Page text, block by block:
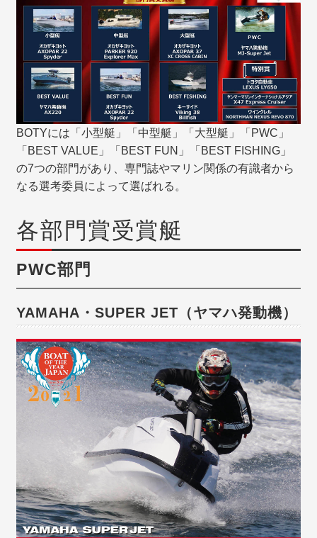
BOTYには「小型艇」「中型艇」「大型艇」「PWC」
「BEST VALUE」「BEST FUN」「BEST FISHING」
の7つの部門があり、専門誌やマリン関係の有識者から
なる選考委員によって選ばれる。
各部門賞受賞艇
PWC部門
YAMAHA・SUPER JET（ヤマハ発動機）